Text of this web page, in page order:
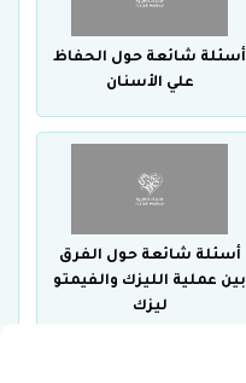
أسئلة شائعة حول الحفاظ
علي الأسنان
أسئلة شائعة حول الفرق
بين عملية الليزك والفيمتو
ليزك